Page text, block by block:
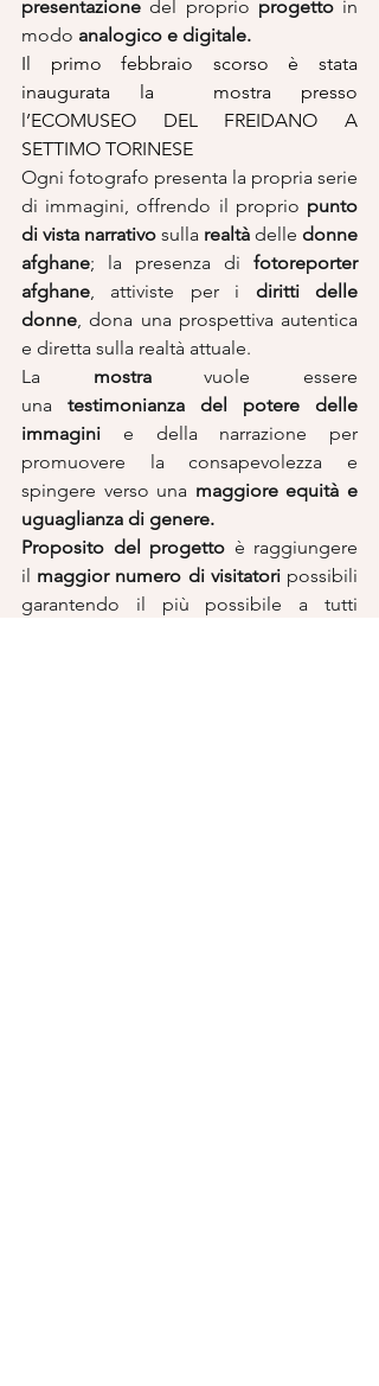
presentazione del proprio progetto in
modo analogico e digitale.
Il primo febbraio scorso è stata
inaugurata la  mostra presso
l’ECOMUSEO DEL FREIDANO A
SETTIMO TORINESE
Ogni fotografo presenta la propria serie
di immagini, offrendo il proprio punto
di vista narrativo sulla realtà delle donne
afghane; la presenza di fotoreporter
afghane, attiviste per i diritti delle
donne, dona una prospettiva autentica
e diretta sulla realtà attuale.
La mostra vuole essere
una testimonianza del potere delle
immagini e della narrazione per
promuovere la consapevolezza e
spingere verso una maggiore equità e
uguaglianza di genere.
Proposito del progetto è raggiungere
il maggior numero di visitatori possibili
garantendo il più possibile a tutti